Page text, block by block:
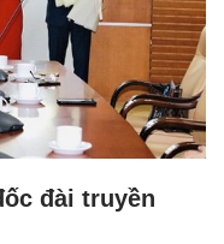
đài truyền